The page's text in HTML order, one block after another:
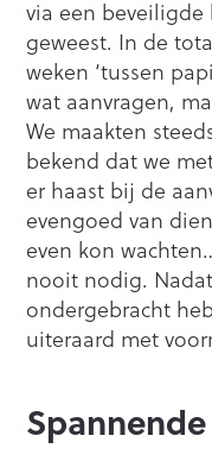
via een
geweest. In de
weken ‘tussen
wat aanvragen,
We maakten
bekend dat we
er haast bij de
evengoed van
even kon
nooit nodig.
ondergebracht
uiteraard met